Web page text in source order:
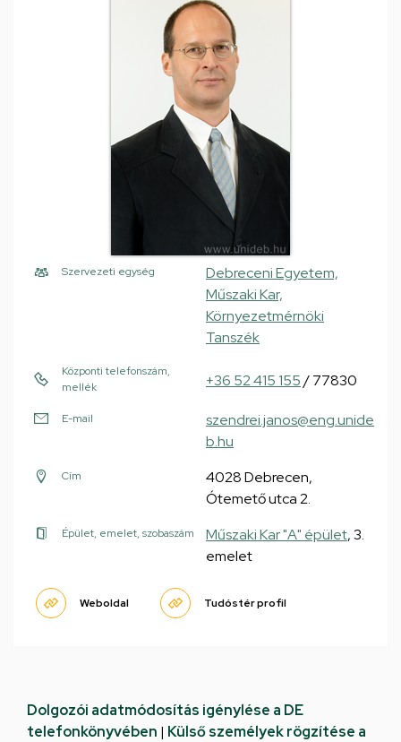
Szervezeti egység
Debreceni Egyetem,
Műszaki Kar,
Környezetmérnöki
Tanszék
Központi telefonszám,
mellék
+36 52 415 155/ 77830
E-mail
szendrei.janos@eng.unide
b.hu
Cím
4028 Debrecen,
Ótemető utca 2.
Épület, emelet, szobaszám Műszaki Kar "A" épület, 3.
emelet
Weboldal Tudóstér profil
Dolgozói adatmódosítás igénylése a DE
telefonkönyvében | Külső személyek rögzítése a